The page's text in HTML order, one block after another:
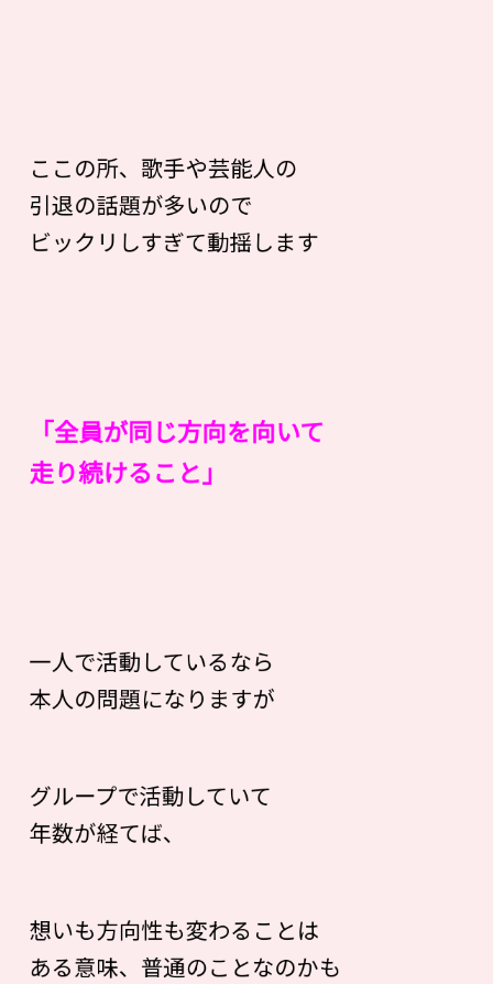
ここの所、歌手や芸能人の
引退の話題が多いので
ビックリしすぎて動揺します
「全員が同じ方向を向いて
走り続けること」
一人で活動しているなら
本人の問題になりますが
グループで活動していて
年数が経てば、
想いも方向性も変わることは
ある意味、普通のことなのかも